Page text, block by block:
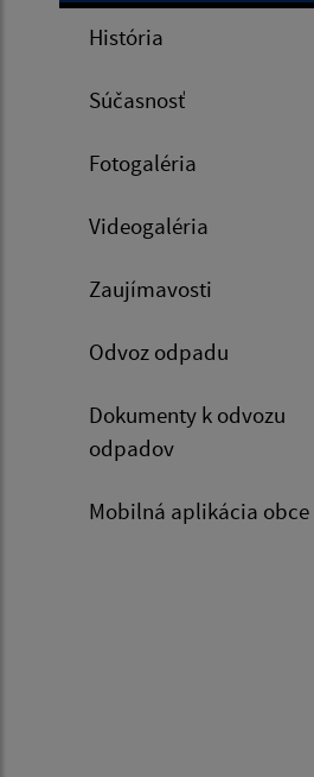
História
Súčasnosť
Fotogaléria
Videogaléria
Zaujímavosti
Odvoz odpadu
Dokumenty k odvozu
odpadov
Mobilná aplikácia obce